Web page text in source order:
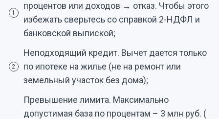
1
процентов или доходов → отказ. Чтобы этого
избежать сверьтесь со справкой 2-НДФЛ и
банковской выпиской;
2
Неподходящий кредит. Вычет дается только
по ипотеке на жилье (не на ремонт или
земельный участок без дома);
Превышение лимита. Максимально
допустимая база по процентам – 3 млн руб. (